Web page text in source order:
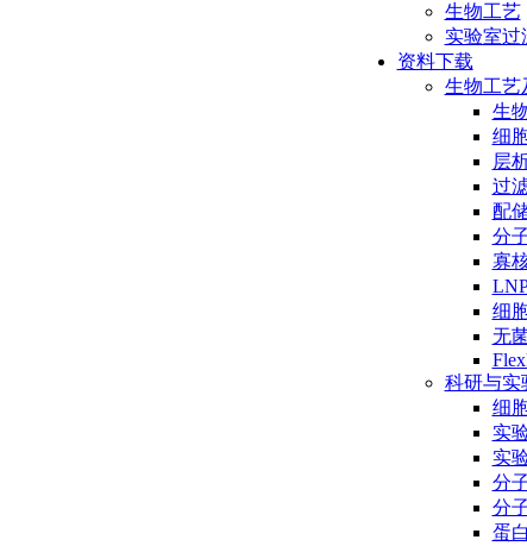
生物工艺
实验室过
资料下载
生物工艺
生
细
层
过
配
分
寡
细
无
科研与实
细
实
实
分
分
蛋